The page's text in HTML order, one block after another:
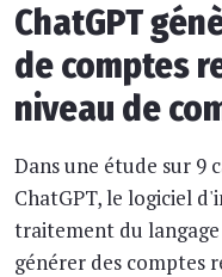
ChatGPT
de comptes
niveau de
Dans une étude sur 9
ChatGPT, le logiciel
traitement du
générer des comptes